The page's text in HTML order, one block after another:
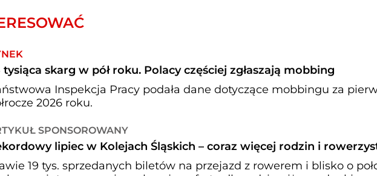
tysiąca skarg w pół roku. Polacy częściej zgłaszają mobbing
Inspekcja Pracy podała dane dotyczące mobbingu za
2026 roku.
SPONSOROWANY
lipiec w Kolejach Śląskich – coraz więcej rodzin i
19 tys. sprzedanych biletów na przejazd z rowerem i blisko o